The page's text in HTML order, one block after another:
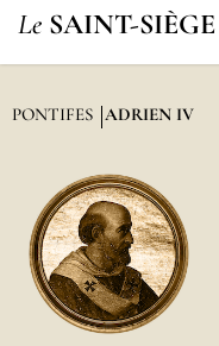
Le SAINT-SIÈGE
PONTIFES ADRIEN IV